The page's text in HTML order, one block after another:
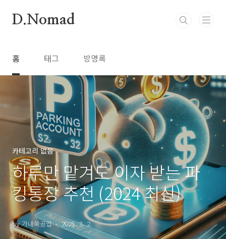
D.Nomad
홈 태그 방명록
카테고리 없음
하루만 맡겨도 이자 받는 파
킹통장 추천 (2024 최신)
by 가내쑥공업 2025. 3. 2.